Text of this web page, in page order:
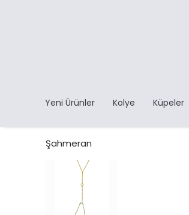
Yeni Ürünler Kolye Küpeler
Şahmeran